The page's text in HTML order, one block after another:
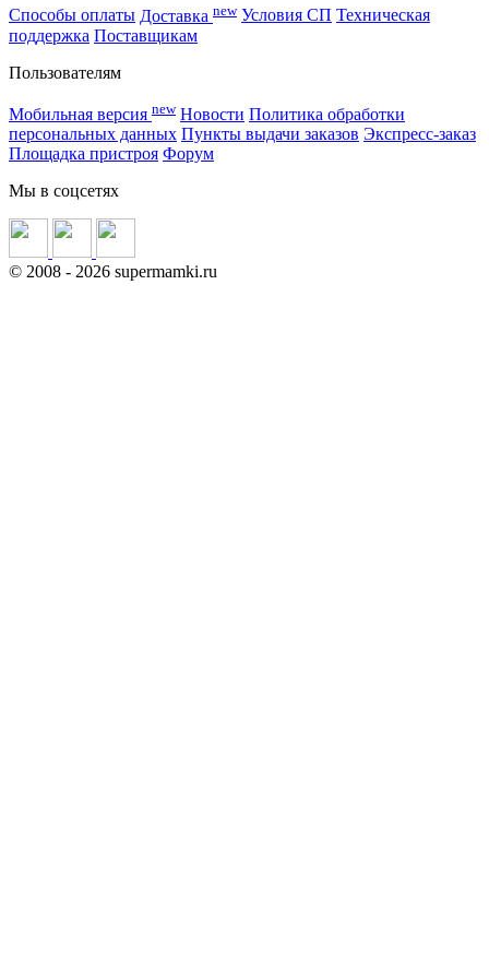
Способы оплаты Доставка new Условия СП Техническая
поддержка Поставщикам
Пользователям
Мобильная версия new Новости Политика обработки
персональных данных Пункты выдачи заказов Экспресс-заказ
Площадка пристроя Форум
Мы в соцсетях
© 2008 - 2026 supermamki.ru